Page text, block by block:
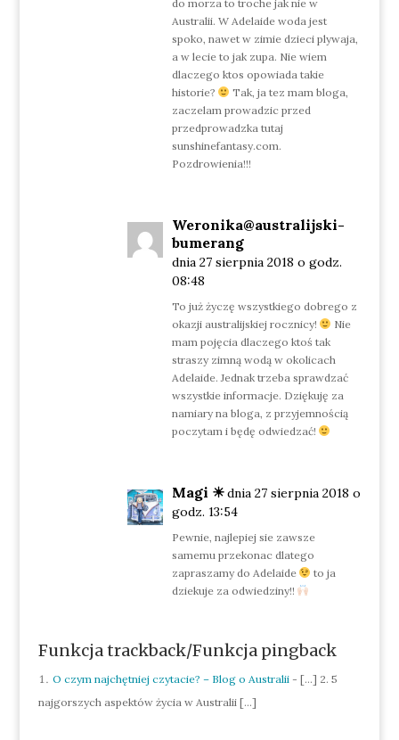
do morza to troche jak nie w
Australii. W Adelaide woda jest
spoko, nawet w zimie dzieci plywaja,
a w lecie to jak zupa. Nie wiem
dlaczego ktos opowiada takie
historie?
Tak, ja tez mam bloga,
zaczelam prowadzic przed
przedprowadzka tutaj
sunshinefantasy.com.
Pozdrowienia!!!
Weronika@australijski-
bumerang
dnia 27 sierpnia 2018 o godz.
08:48
To już życzę wszystkiego dobrego z
okazji australijskiej rocznicy!
Nie
mam pojęcia dlaczego ktoś tak
straszy zimną wodą w okolicach
Adelaide. Jednak trzeba sprawdzać
wszystkie informacje. Dziękuję za
namiary na bloga, z przyjemnością
poczytam i będę odwiedzać!
Magi ☀︎dnia 27 sierpnia 2018 o
godz. 13:54
Pewnie, najlepiej sie zawsze
samemu przekonac dlatego
zapraszamy do Adelaide
to ja
dziekuje za odwiedziny!!
Funkcja trackback/Funkcja pingback
O czym najchętniej czytacie? – Blog o Australii- […] 2. 5
najgorszych aspektów życia w Australii […]